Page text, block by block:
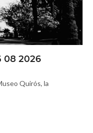
08 2026
Quirós, la